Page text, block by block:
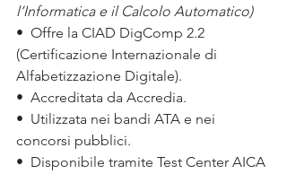
l’Informatica e il Calcolo Automatico)
•  Offre la CIAD DigComp 2.2
(Certificazione Internazionale di
Alfabetizzazione Digitale).
•  Accreditata da Accredia.
•  Utilizzata nei bandi ATA e nei
concorsi pubblici.
•  Disponibile tramite Test Center AICA